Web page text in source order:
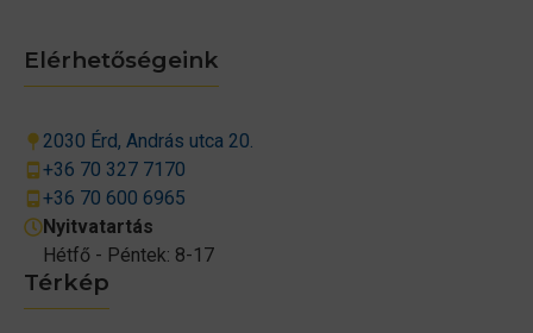
Térkép
Elérhetőségeink
2030 Érd, András utca 20.
+36 70 327 7170
+36 70 600 6965
Nyitvatartás
Hétfő - Péntek: 8-17